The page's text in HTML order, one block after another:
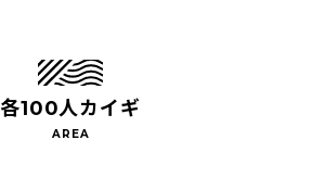
各100人カイギ